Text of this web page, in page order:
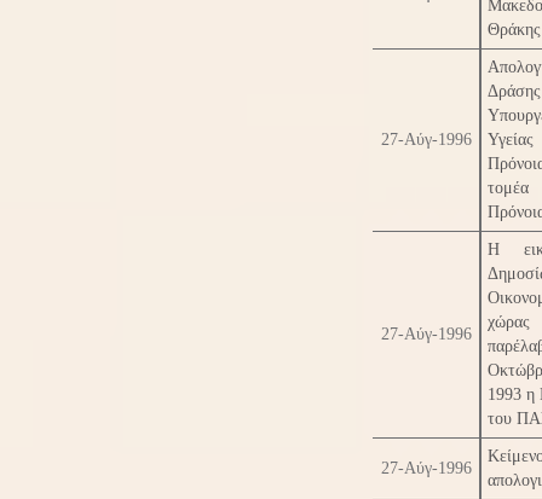
Θράκης
27-Αύγ-1996
Δράσης
27-Αύγ-1996
Η
1993 η
του
27-Αύγ-1996